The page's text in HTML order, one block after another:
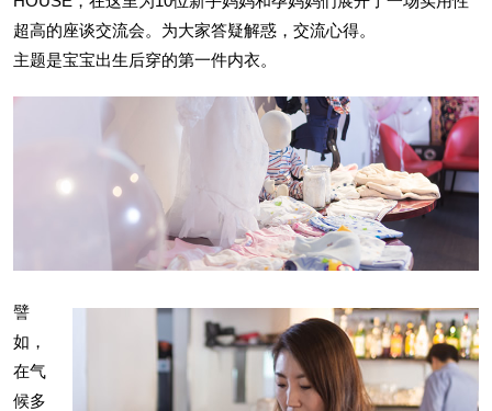
超高的座谈交流会。为大家答疑解惑，交流心得。
主题是宝宝出生后穿的第一件内衣。
譬
如，
在气
候多